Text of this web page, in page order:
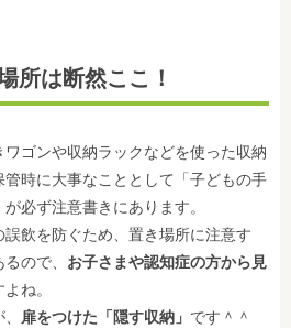
所は断然ここ！
ゴンや収納ラックなどを使った収納
時に大事なこととして「子どもの手
必ず注意書きにあります。
飲を防ぐため、置き場所に注意す
ので、 お子さまや認知症の方から見
ね。
扉をつけた「隠す収納」 です＾＾